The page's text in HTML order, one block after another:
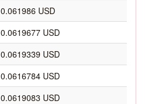
0.061986 USD
0.0619677 USD
0.0619339 USD
0.0616784 USD
0.0619083 USD